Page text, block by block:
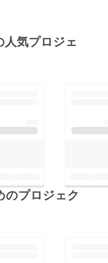
気プロジェ
のプロジェク